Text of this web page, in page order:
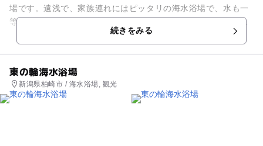
場です。遠浅で、家族連れにはピッタリの海水浴場で、水も一
等選海水浴場として指定されていて大変きれいなので、安心し
て遊ぶことができます。関東...続きをみる
東の輪海水浴場
新潟県柏崎市 / 海水浴場, 観光